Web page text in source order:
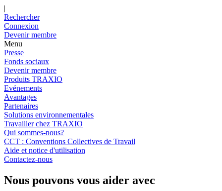
|
Rechercher
Connexion
Devenir membre
Menu
Presse
Fonds sociaux
Devenir membre
Produits TRAXIO
Evénements
Avantages
Partenaires
Solutions environnementales
Travailler chez TRAXIO
Qui sommes-nous?
CCT : Conventions Collectives de Travail
Aide et notice d'utilisation
Contactez-nous
Nous pouvons vous aider avec